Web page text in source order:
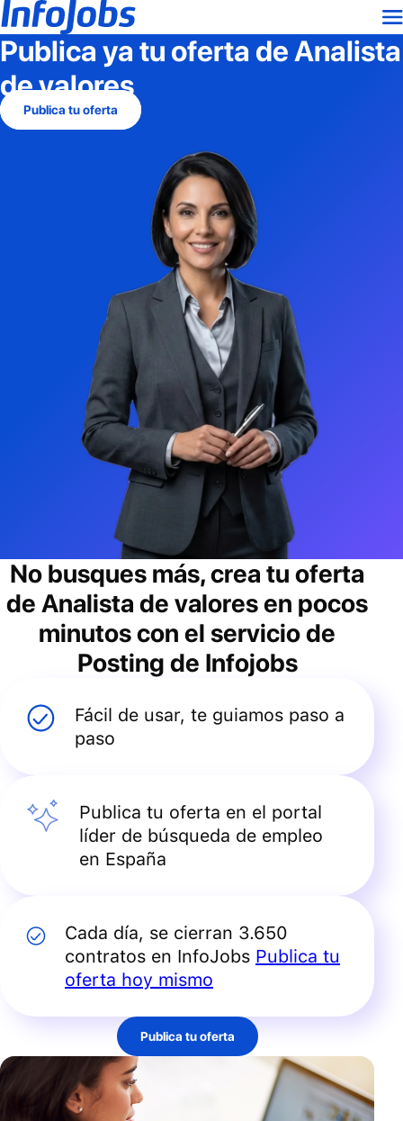
Publica ya tu oferta deAnalista
de valores
Publica tu oferta
No busques más, crea tu oferta
de Analista de valoresen pocos
minutos con el servicio de
Posting de Infojobs
Fácil de usar, te guiamos paso a
paso
Publica tu oferta en el portal
líder de búsqueda de empleo
en España
Cada día, se cierran 3.650
contratos en InfoJobs Publica tu
oferta hoy mismo
Publica tu oferta